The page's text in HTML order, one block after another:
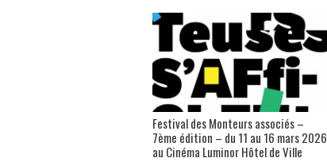
Festival des Monteurs associés –
7ème édition – du 11 au 16 mars 2026
au Cinéma Luminor Hôtel de Ville